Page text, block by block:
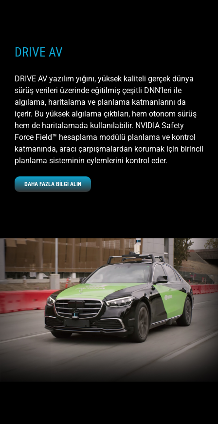
DRIVE AV
DRIVE AV yazılım yığını, yüksek kaliteli gerçek dünya
sürüş verileri üzerinde eğitilmiş çeşitli DNN’leri ile
algılama, haritalama ve planlama katmanlarını da
içerir. Bu yüksek algılama çıktıları, hem otonom sürüş
hem de haritalamada kullanılabilir. NVIDIA Safety
Force Field™ hesaplama modülü planlama ve kontrol
katmanında, aracı çarpışmalardan korumak için birincil
planlama sisteminin eylemlerini kontrol eder.
DAHA FAZLA BİLGİ ALIN